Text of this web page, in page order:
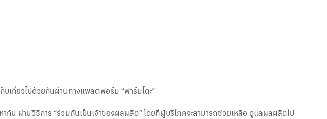
บเกี่ยวไปด้วยกันผ่านทางแพลตฟอร์ม “ฟาร์มโตะ”
กัน ผ่านวิธีการ “ร่วมกันเป็นเจ้าของผลผลิต” โดยที่ผู้บริโภคจะสามารถช่วยเหลือ ดูแลผลผลิตไป